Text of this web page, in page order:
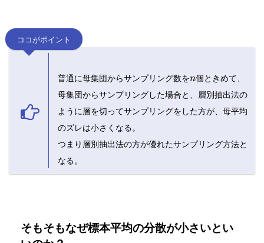
ココがポイント
普通に母集団からサンプリング数をn個ときめて、
母集団からサンプリングした場合と、層別抽出法の
ように層を切ってサンプリングをした方が、母平均
のズレは小さくなる。
つまり層別抽出法の方が優れたサンプリング方法と
なる。
そもそもなぜ標本平均の分散が小さいとい